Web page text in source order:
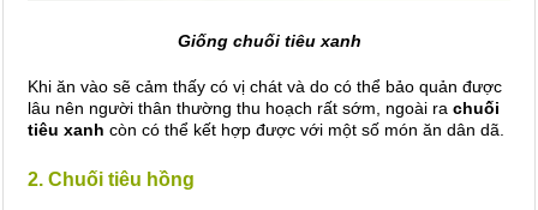
Giống chuối tiêu xanh
Khi ăn vào sẽ cảm thấy có vị chát và do có thể bảo quản được
lâu nên người thân thường thu hoạch rất sớm, ngoài ra chuối
tiêu xanh còn có thể kết hợp được với một số món ăn dân dã.
2. Chuối tiêu hồng